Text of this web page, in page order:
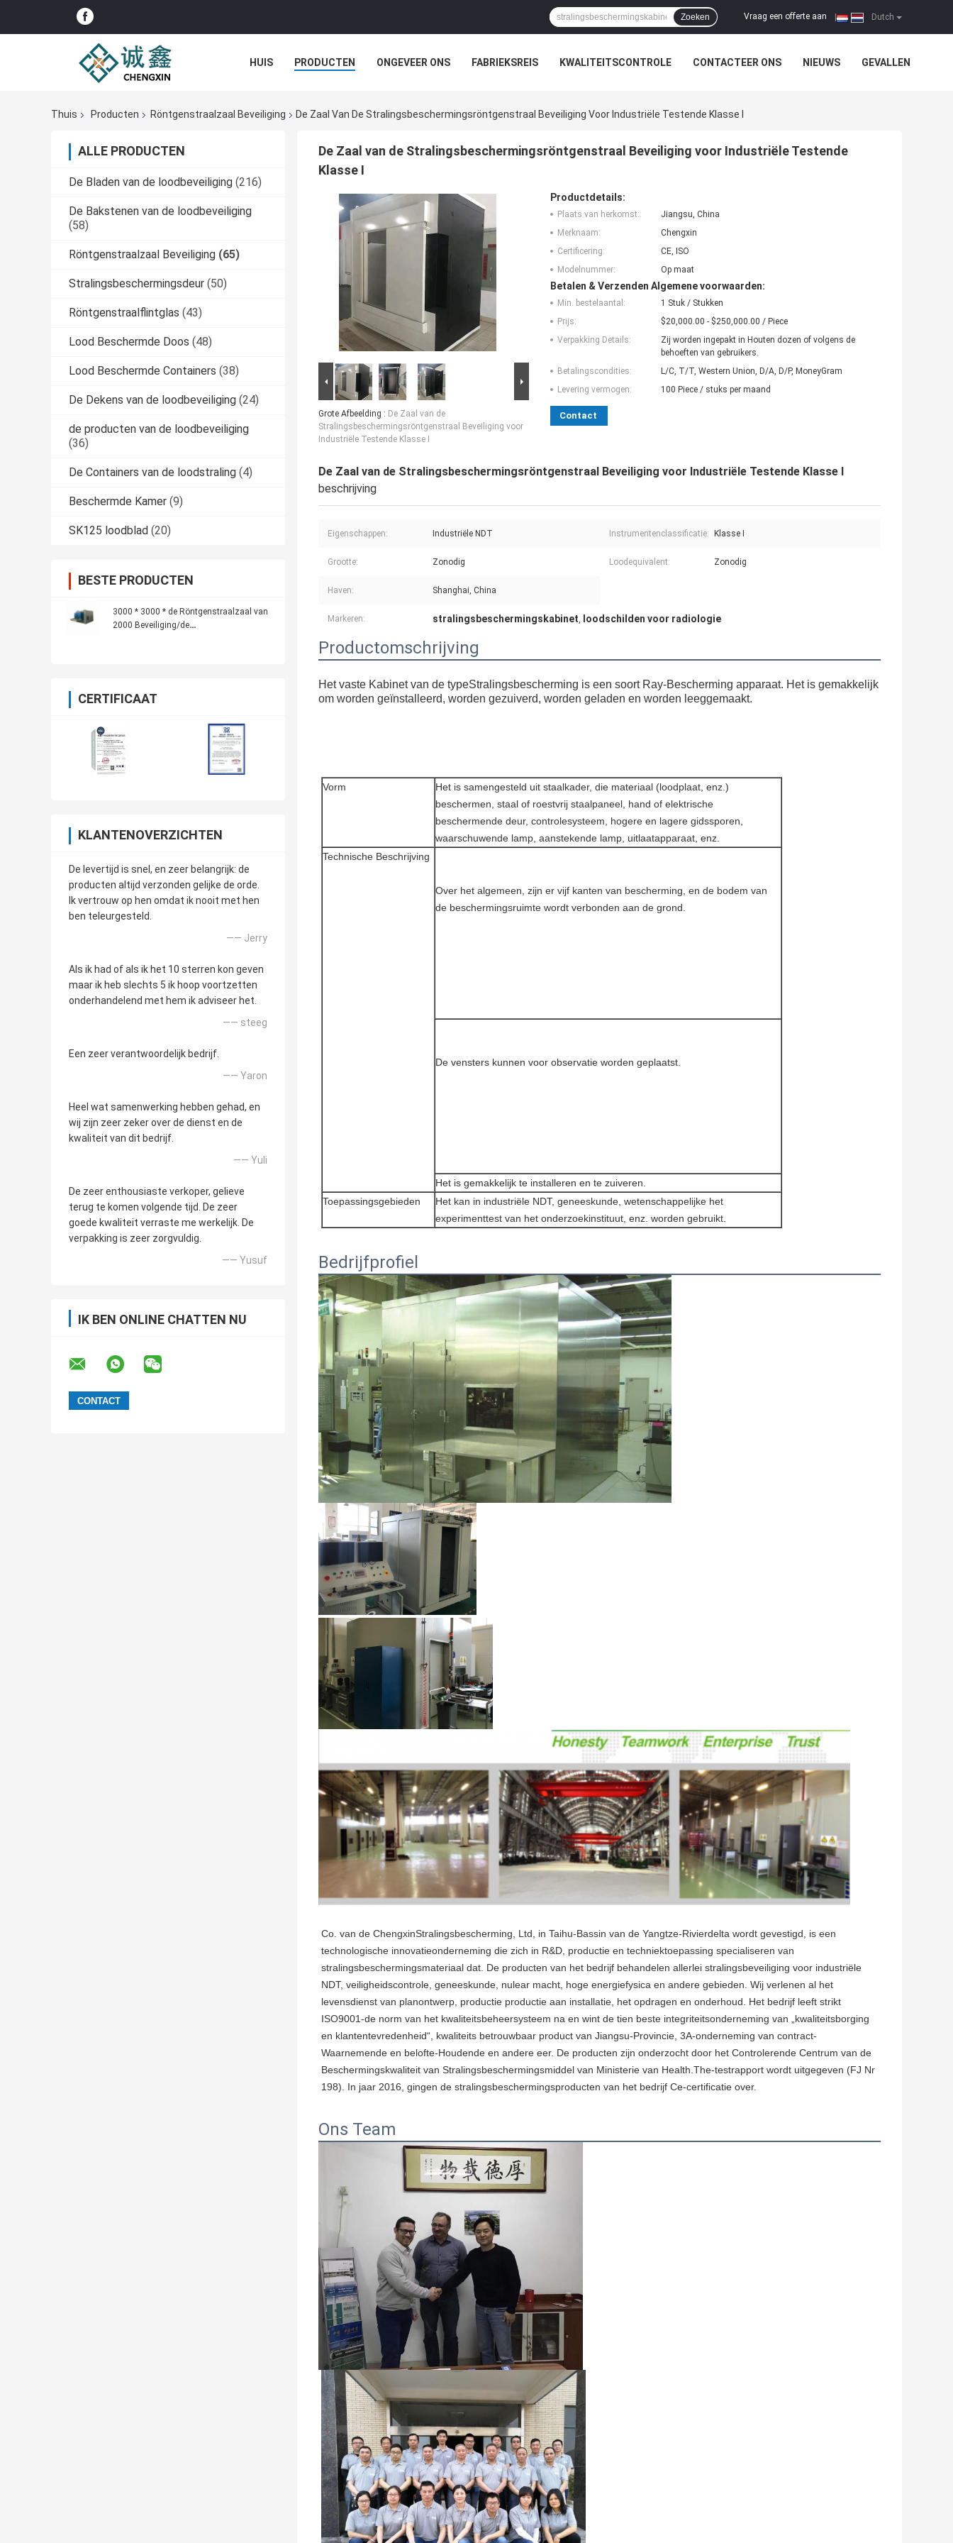
Dutch
Vraag een offerte aan
Zoeken
HUIS PRODUCTEN ONGEVEER ONS FABRIEKSREIS KWALITEITSCONTROLE CONTACTEER ONS NIEUWS GEVALLEN
Thuis Producten Röntgenstraalzaal Beveiliging De Zaal Van De Stralingsbeschermingsröntgenstraal Beveiliging Voor Industriële Testende Klasse I
ALLE PRODUCTEN
De Bladen van de loodbeveiliging (216)
De Bakstenen van de loodbeveiliging
(58)
Röntgenstraalzaal Beveiliging (65)
Stralingsbeschermingsdeur (50)
Röntgenstraalflintglas (43)
Lood Beschermde Doos (48)
Lood Beschermde Containers (38)
De Dekens van de loodbeveiliging (24)
de producten van de loodbeveiliging
(36)
De Containers van de loodstraling (4)
Beschermde Kamer (9)
SK125 loodblad (20)
BESTE PRODUCTEN
3000 * 3000 * de Röntgenstraalzaal van
2000 Beveiliging/de
CERTIFICAAT
KLANTENOVERZICHTEN
De levertijd is snel, en zeer belangrijk: de
producten altijd verzonden gelijke de orde.
Ik vertrouw op hen omdat ik nooit met hen
ben teleurgesteld.
—— Jerry
Als ik had of als ik het 10 sterren kon geven
maar ik heb slechts 5 ik hoop voortzetten
onderhandelend met hem ik adviseer het.
—— steeg
Een zeer verantwoordelijk bedrijf.
—— Yaron
Heel wat samenwerking hebben gehad, en
wij zijn zeer zeker over de dienst en de
kwaliteit van dit bedrijf.
—— Yuli
De zeer enthousiaste verkoper, gelieve
terug te komen volgende tijd. De zeer
goede kwaliteit verraste me werkelijk. De
verpakking is zeer zorgvuldig.
—— Yusuf
IK BEN ONLINE CHATTEN NU
De Zaal van de Stralingsbeschermingsröntgenstraal Beveiliging voor Industriële Testende
Klasse I
Grote Afbeelding : De Zaal van de
Stralingsbeschermingsröntgenstraal Beveiliging voor
Industriële Testende Klasse I
Productdetails:
Plaats van herkomst:
Jiangsu, China
Merknaam:
Chengxin
Certificering:
CE, ISO
Modelnummer:
Op maat
Betalen & Verzenden Algemene voorwaarden:
Min. bestelaantal:
1 Stuk / Stukken
Prijs:
$20,000.00 - $250,000.00 / Piece
Verpakking Details:
Zij worden ingepakt in Houten dozen of volgens de
behoeften van gebruikers.
Betalingscondities:
L/C, T/T, Western Union, D/A, D/P, MoneyGram
Levering vermogen:
100 Piece / stuks per maand
Contact
De Zaal van de Stralingsbeschermingsröntgenstraal Beveiliging voor Industriële Testende Klasse I
beschrijving
Eigenschappen: Industriële NDT Instrumentenclassificatie: Klasse I
Grootte: Zonodig Loodequivalent: Zonodig
Haven: Shanghai, China
Markeren: stralingsbeschermingskabinet, loodschilden voor radiologie
Productomschrijving
Het vaste Kabinet van de typeStralingsbescherming is een soort Ray-Bescherming apparaat. Het is gemakkelijk
om worden geïnstalleerd, worden gezuiverd, worden geladen en worden leeggemaakt.
Vorm
Het is samengesteld uit staalkader, die materiaal (loodplaat, enz.)
beschermen, staal of roestvrij staalpaneel, hand of elektrische
beschermende deur, controlesysteem, hogere en lagere gidssporen,
waarschuwende lamp, aanstekende lamp, uitlaatapparaat, enz.
Technische Beschrijving
Over het algemeen, zijn er vijf kanten van bescherming, en de bodem van
de beschermingsruimte wordt verbonden aan de grond.
De vensters kunnen voor observatie worden geplaatst.
Het is gemakkelijk te installeren en te zuiveren.
Toepassingsgebieden
Het kan in industriële NDT, geneeskunde, wetenschappelijke het
experimenttest van het onderzoekinstituut, enz. worden gebruikt.
Bedrijfprofiel
Co. van de ChengxinStralingsbescherming, Ltd, in Taihu-Bassin van de Yangtze-Rivierdelta wordt gevestigd, is een
technologische innovatieonderneming die zich in R&D, productie en techniektoepassing specialiseren van
stralingsbeschermingsmateriaal dat. De producten van het bedrijf behandelen allerlei stralingsbeveiliging voor industriële
NDT, veiligheidscontrole, geneeskunde, nulear macht, hoge energiefysica en andere gebieden. Wij verlenen al het
levensdienst van planontwerp, productie productie aan installatie, het opdragen en onderhoud. Het bedrijf leeft strikt
ISO9001-de norm van het kwaliteitsbeheersysteem na en wint de tien beste integriteitsonderneming van „kwaliteitsborging
en klantentevredenheid“, kwaliteits betrouwbaar product van Jiangsu-Provincie, 3A-onderneming van contract-
Waarnemende en belofte-Houdende en andere eer. De producten zijn onderzocht door het Controlerende Centrum van de
Beschermingskwaliteit van Stralingsbeschermingsmiddel van Ministerie van Health.The-testrapport wordt uitgegeven (FJ Nr
198). In jaar 2016, gingen de stralingsbeschermingsproducten van het bedrijf Ce-certificatie over.
Ons Team